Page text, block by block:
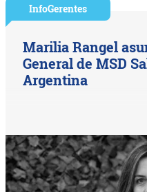
InfoGerentes
Marilia Rangel
General de MSD
Argentina